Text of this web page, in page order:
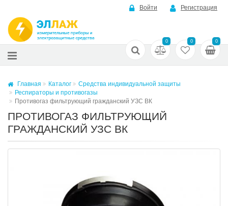
Войти Регистрация
0 0 0
Главная Каталог
Средства индивидуальной защиты
Респираторы и противогазы
Противогаз фильтрующий гражданский УЗС ВК
ПРОТИВОГАЗ ФИЛЬТРУЮЩИЙ
ГРАЖДАНСКИЙ УЗС ВК